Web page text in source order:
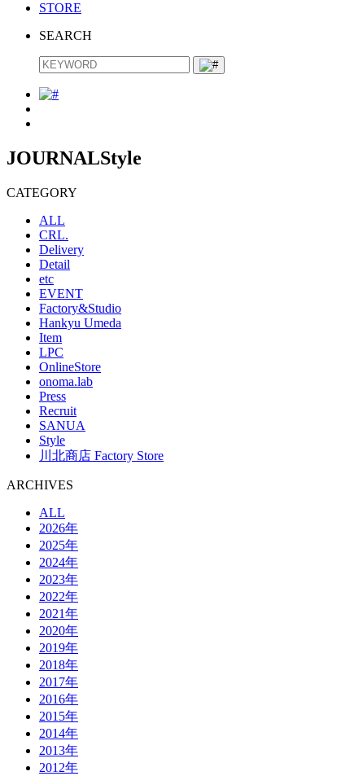
STORE
SEARCH
JOURNALStyle
CATEGORY
ALL
CRL.
Delivery
Detail
etc
EVENT
Factory&Studio
Hankyu Umeda
Item
LPC
OnlineStore
onoma.lab
Press
Recruit
SANUA
Style
川北商店 Factory Store
ARCHIVES
ALL
2026年
2025年
2024年
2023年
2022年
2021年
2020年
2019年
2018年
2017年
2016年
2015年
2014年
2013年
2012年